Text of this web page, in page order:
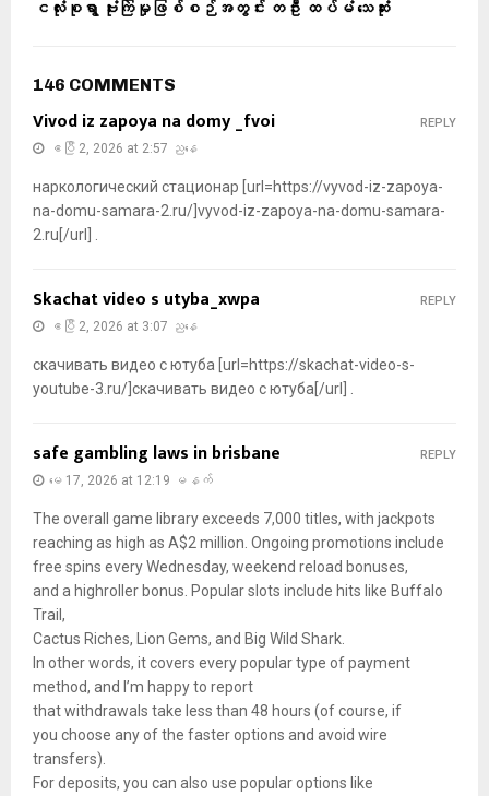
ငလုံးစုရွာ ဗုံးကြဲမှုဖြစ်စဉ်အတွင်း တဦး ထပ်မံ သေဆုံး
146 COMMENTS
Vivod iz zapoya na domy _fvoi
ဧပြီ 2, 2026 at 2:57 ညနေ
наркологический стационар [url=https://vyvod-iz-zapoya-
na-domu-samara-2.ru/]vyvod-iz-zapoya-na-domu-samara-
2.ru[/url] .
REPLY
Skachat video s utyba_xwpa
ဧပြီ 2, 2026 at 3:07 ညနေ
скачивать видео с ютуба [url=https://skachat-video-s-
youtube-3.ru/]скачивать видео с ютуба[/url] .
REPLY
safe gambling laws in brisbane
မေ 17, 2026 at 12:19 မနက်
The overall game library exceeds 7,000 titles, with jackpots
reaching as high as A$2 million. Ongoing promotions include
free spins every Wednesday, weekend reload bonuses,
and a highroller bonus. Popular slots include hits like Buffalo
Trail,
Cactus Riches, Lion Gems, and Big Wild Shark.
In other words, it covers every popular type of payment
method, and I’m happy to report
that withdrawals take less than 48 hours (of course, if
you choose any of the faster options and avoid wire
transfers).
For deposits, you can also use popular options like
REPLY